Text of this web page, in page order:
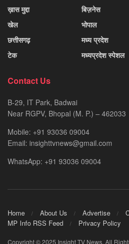
ख़ास मुद्दा
खेल
छत्तीसगढ़
टेक
बिज़नेस
भोपाल
मध्य प्रदेश
मध्यप्रदेश स्पेशल
Contact Us
B-29, IT Park, Badwai
Near RGPV, Bhopal (M. P.) – 462033
Mobile: +91 93036 09004
Email: insighttvnews@gmail.com
WhatsApp: +91 93036 09004
Home About Us Advertise
MP Info RSS Feed
Privacy Policy
Copyright © 2025 Insight TV News. All